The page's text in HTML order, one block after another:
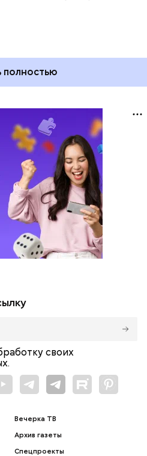
полностью
своих
Вечерка ТВ
Архив газеты
Спецпроекты